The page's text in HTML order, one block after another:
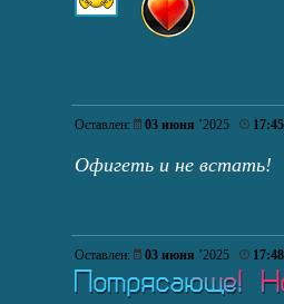
Оставлен: 03 июня ’2025 17:45
Офигеть и не
Оставлен: 03 июня ’2025 17:48